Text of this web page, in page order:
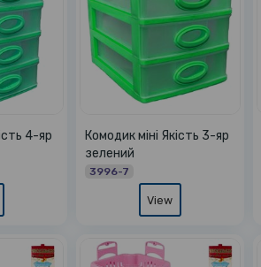
4-яр
Комодик міні Якість 3-яр
зелений
3996-7
View